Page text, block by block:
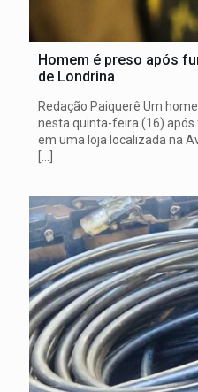
Homem é preso após
de Londrina
Redação Paiquerê Um
nesta quinta-feira (16)
em uma loja localizada na
[…]